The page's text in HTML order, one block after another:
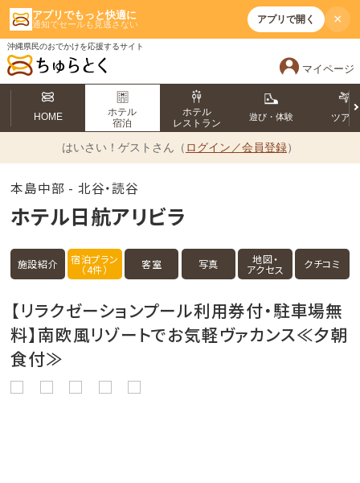
アプリでもっと快適に
通知でセールも見逃さない アプリで開く ×
沖縄県民のおでかけを応援するサイト
マイページ
HOME
ホテル
宿泊
ホテル
レストラン
遊び・体験 ツアー
はいさい！ ゲストさん（ ログイン／会員登録）
本島中部 - 北谷・読谷
ホテル日航アリビラ
施設紹介 宿泊プラン
（4件） 客室 写真 地図・
アクセス クチコミ
【リラクゼーションプール利用券付・駐車場無
料】南欧風リゾートでお気軽ヴァカンス≪夕朝
食付≫